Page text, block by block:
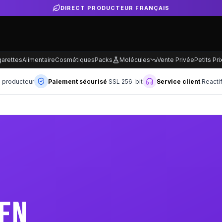
AlimentaireCosmétiquesPacks Molécules Vente PrivéePetits
producteur Paiement sécurisé SSL 256-bit Service client